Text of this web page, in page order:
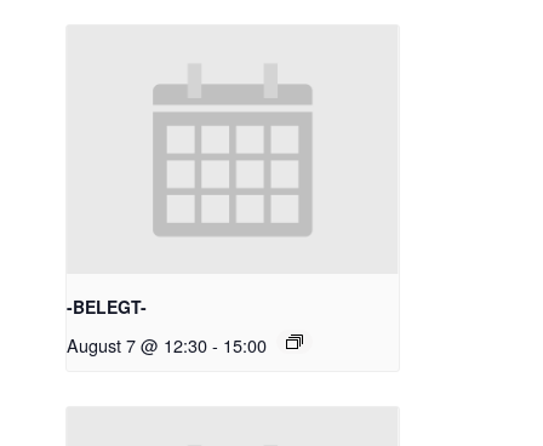
-BELEGT-
August 7 @ 12:30- 15:00